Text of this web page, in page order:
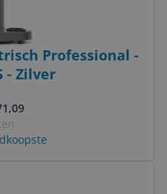
Professional -
- Zilver